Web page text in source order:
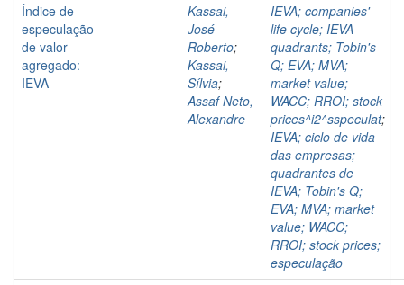
Índice de
especulação
de valor
agregado:
IEVA
-
Kassai,
José
Roberto;
Kassai,
Sílvia;
Assaf Neto,
Alexandre
IEVA; companies'
life cycle; IEVA
quadrants; Tobin's
Q; EVA; MVA;
market value;
WACC; RROI; stock
prices^i2^sspeculat;
IEVA; ciclo de vida
das empresas;
quadrantes de
IEVA; Tobin's Q;
EVA; MVA; market
value; WACC;
RROI; stock prices;
especulação
-